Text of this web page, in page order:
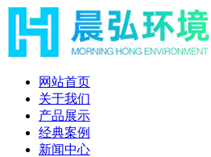
网站首页
关于我们
产品展示
经典案例
新闻中心